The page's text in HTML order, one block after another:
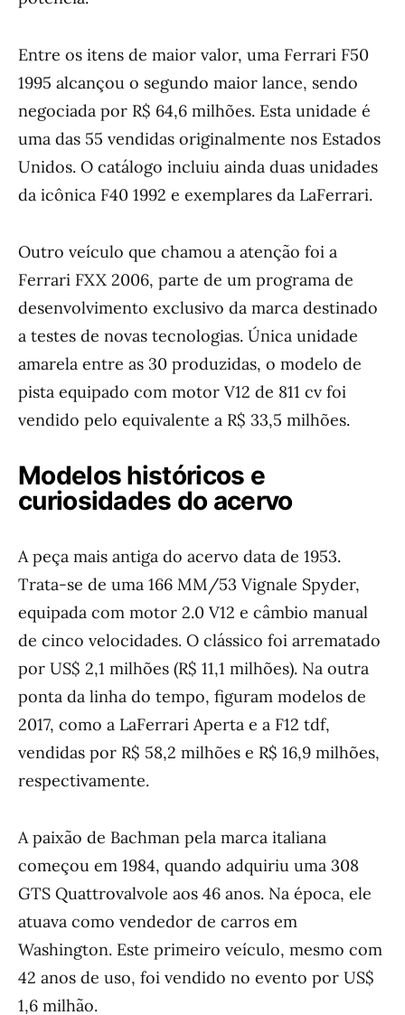
Entre os itens de maior valor, uma Ferrari F50
1995 alcançou o segundo maior lance, sendo
negociada por R$ 64,6 milhões. Esta unidade é
uma das 55 vendidas originalmente nos Estados
Unidos. O catálogo incluiu ainda duas unidades
da icônica F40 1992 e exemplares da LaFerrari.
Outro veículo que chamou a atenção foi a
Ferrari FXX 2006, parte de um programa de
desenvolvimento exclusivo da marca destinado
a testes de novas tecnologias. Única unidade
amarela entre as 30 produzidas, o modelo de
pista equipado com motor V12 de 811 cv foi
vendido pelo equivalente a R$ 33,5 milhões.
Modelos históricos e
curiosidades do acervo
A peça mais antiga do acervo data de 1953.
Trata-se de uma 166 MM/53 Vignale Spyder,
equipada com motor 2.0 V12 e câmbio manual
de cinco velocidades. O clássico foi arrematado
por US$ 2,1 milhões (R$ 11,1 milhões). Na outra
ponta da linha do tempo, figuram modelos de
2017, como a LaFerrari Aperta e a F12 tdf,
vendidas por R$ 58,2 milhões e R$ 16,9 milhões,
respectivamente.
A paixão de Bachman pela marca italiana
começou em 1984, quando adquiriu uma 308
GTS Quattrovalvole aos 46 anos. Na época, ele
atuava como vendedor de carros em
Washington. Este primeiro veículo, mesmo com
42 anos de uso, foi vendido no evento por US$
1,6 milhão.